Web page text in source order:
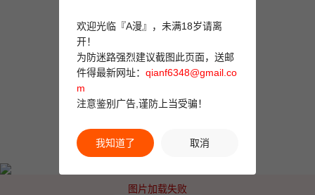
图片加载失败
欢迎光临『A漫』，未满18岁请离
开！
为防迷路强烈建议截图此页面，送邮
件得最新网址： qianf6348@gmail.co
m
注意鉴别广告,谨防上当受骗！
我知道了 取消